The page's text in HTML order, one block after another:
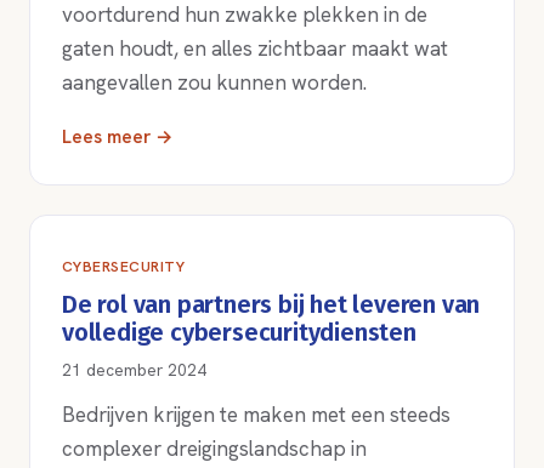
voortdurend hun zwakke plekken in de
gaten houdt, en alles zichtbaar maakt wat
aangevallen zou kunnen worden.
Lees meer →
CYBERSECURITY
De rol van partners bij het leveren van
volledige cybersecuritydiensten
21 december 2024
Bedrijven krijgen te maken met een steeds
complexer dreigingslandschap in